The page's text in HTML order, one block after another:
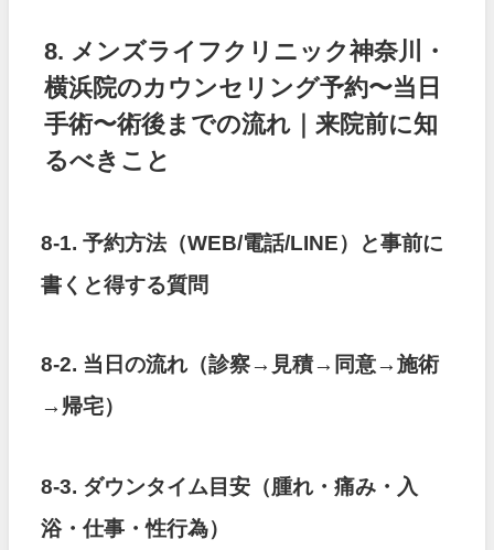
8. メンズライフクリニック神奈川・
横浜院のカウンセリング予約〜当日
手術〜術後までの流れ｜来院前に知
るべきこと
8-1. 予約方法（WEB/電話/LINE）と事前に
書くと得する質問
8-2. 当日の流れ（診察→見積→同意→施術
→帰宅）
8-3. ダウンタイム目安（腫れ・痛み・入
浴・仕事・性行為）